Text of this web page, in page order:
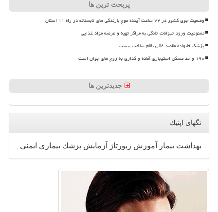
پربحث ترین ها
وضعیت جوی کشور در ۷۲ ساعت آینده موج بارندگی های تابستانه در راه ۱۱ استان
ممنوعیت ورود حیوانات خانگی به مراکز تهیه و عرضه مواد غذایی
پزشک خانواده مقصد غائی نظام سلامت نیست
۱۹۰ واحد مسکن استیجاری آماده واگذاری به زوج های جوان است
جدیدترین ها
تگهای اپتیك
بهداشت بیمار آموزش رپورتاژ آزمایش پزشك بیماری ایمنی